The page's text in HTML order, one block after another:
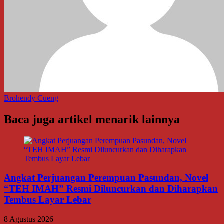
Brohendy Cueng
Baca juga artikel menarik lainnya
Angkat Perjuangan Perempuan Pasundan, Novel
“TEH IMAH” Resmi Diluncurkan dan Diharapkan
Tembus Layar Lebar
8 Agustus 2026